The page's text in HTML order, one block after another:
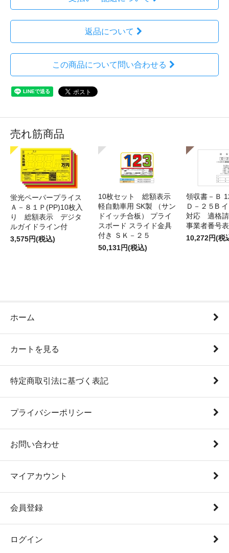
返品について
この商品について問い合わせる
売れ筋商品
蛍光ペーパープライス
Ａ－８１Ｐ(PP)10枚入
り 総額表示 デジタ
ルガイドライン付
3,575円(税込)
10枚セット 総額表示
軽自動車用 SK製 （サン
ドイッチ合板） プライ
スボード スライド金具
付き ＳＫ－２５
50,131円(税込)
領収書－Ｂ
Ｄ－２５B
対応 適格請
事業者番号
10,272円(税
ホーム
カートを見る
特定商取引法に基づく表記
プライバシーポリシー
お問い合わせ
マイアカウント
会員登録
ログイン